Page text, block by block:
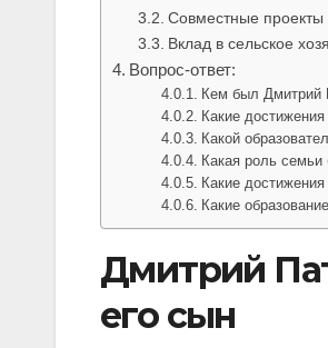
Совместные проекты
Вклад в сельское
Вопрос-ответ:
Кем был Дмитрий
Какие
Какой
Какая роль
Какие
Какие
Дмитрий
его сын